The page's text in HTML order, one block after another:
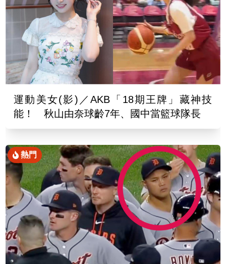
運動美女(影)／AKB「18期王牌」藏神技
能！ 秋山由奈球齡7年、國中當籃球隊長
熱門